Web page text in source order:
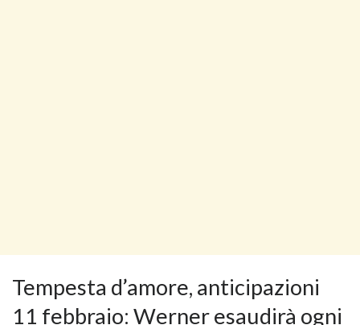
Tempesta d’amore, anticipazioni
11 febbraio: Werner esaudirà ogni